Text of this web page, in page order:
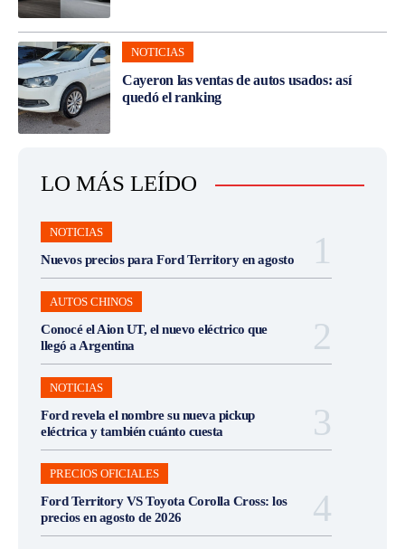
NOTICIAS
Cayeron las ventas de autos usados: así
quedó el ranking
LO MÁS LEÍDO
NOTICIAS
Nuevos precios para Ford Territory en agosto
AUTOS CHINOS
Conocé el Aion UT, el nuevo eléctrico que
llegó a Argentina
NOTICIAS
Ford revela el nombre su nueva pickup
eléctrica y también cuánto cuesta
PRECIOS OFICIALES
Ford Territory VS Toyota Corolla Cross: los
precios en agosto de 2026